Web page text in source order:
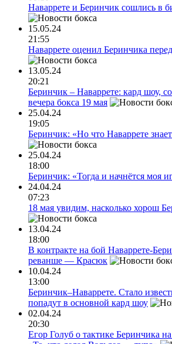
Наваррете и Беринчик сошлись в
15.05.24
21:55
Наваррете оценил Беринчика
13.05.24
20:21
Беринчик – Наваррете: кард шоу,
вечера бокса 19 мая
25.04.24
19:05
Беринчик: «Но что Наваррете
25.04.24
18:00
Беринчик: «Тогда и начнётся моя
24.04.24
07:23
18 мая увидим, насколько хорош
13.04.24
18:00
В контракте на бой Наваррете-
реванше — Красюк
10.04.24
13:00
Беринчик–Наваррете. Стало
попадут в основной кард шоу
02.04.24
20:30
Егор Голуб о тактике Беринчика